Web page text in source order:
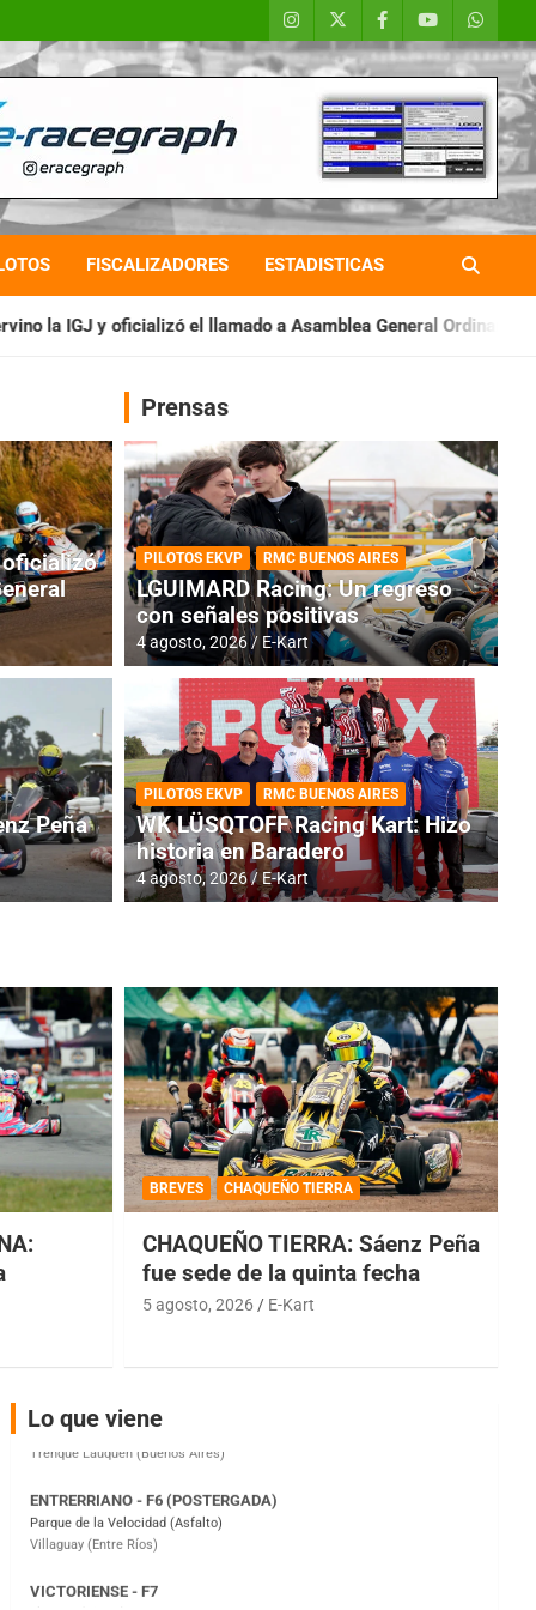
FISCALIZADORES ESTADISTICAS
llamado a Asamblea General Ordinaria IAME SERIES
RMC BUENOS AIRES
Cerró una jornada
oficializó
Peña
Prensas
PILOTOS EKVP RMC BUENOS AIRES
LGUIMARD Racing: Un regreso
con señales positivas
4 agosto, 2026 E-Kart
PILOTOS EKVP RMC BUENOS AIRES
WK LÜSQTOFF Racing Kart: Hizo
historia en Baradero
4 agosto, 2026 E-Kart
BREVES CHAQUEÑO TIERRA
CHAQUEÑO TIERRA: Sáenz Peña
fue sede de la quinta fecha
5 agosto, 2026 E-Kart
Lo que viene
COBERTURA ESPECIAL DE E-KART.COM.AR
08/09-AGO
IAME SERIES ARGENTINA 6
Ramiro Tot (Asfalto)
Baradero (Buenos Aires)
Parque de la Velocidad (Asfalto)
El Cerro (Tierra)
Victoria (Entre Ríos)